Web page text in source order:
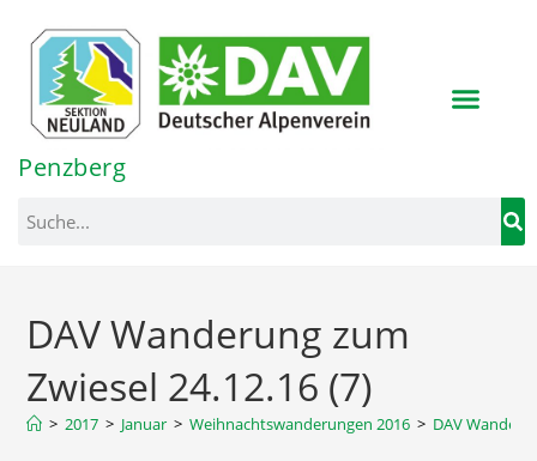
springen
Penzberg
DAV Wanderung zum
Zwiesel 24.12.16 (7)
> 2017 > Januar > Weihnachtswanderungen 2016 > DAV